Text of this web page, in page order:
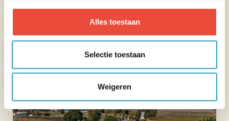
Alles toestaan
Selectie toestaan
Weigeren
Nabij fietspaden
Ik ga naar het Ile de Ré 🌊